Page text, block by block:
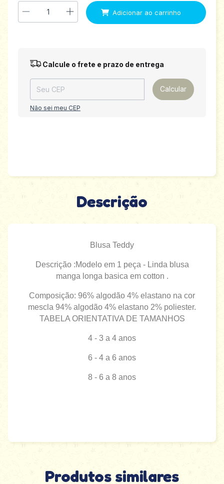
Entregas para o CEP: Alterar CEP
Calcule o frete e prazo de entrega
Calcular
Não sei meu CEP
Descrição
Blusa Teddy
Descrição :Modelo em 1 peça - Linda blusa
manga longa basica em cotton .
Composição: 96% algodão 4% elastano na cor
mescla 94% algodão 4% elastano 2% poliester.
TABELA ORIENTATIVA DE TAMANHOS
4 - 3 a 4 anos
6 - 4 a 6 anos
8 - 6 a 8 anos
Produtos similares